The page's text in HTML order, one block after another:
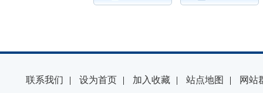
联系我们 | 设为首页 | 加入收藏 | 站点地图 | 网站